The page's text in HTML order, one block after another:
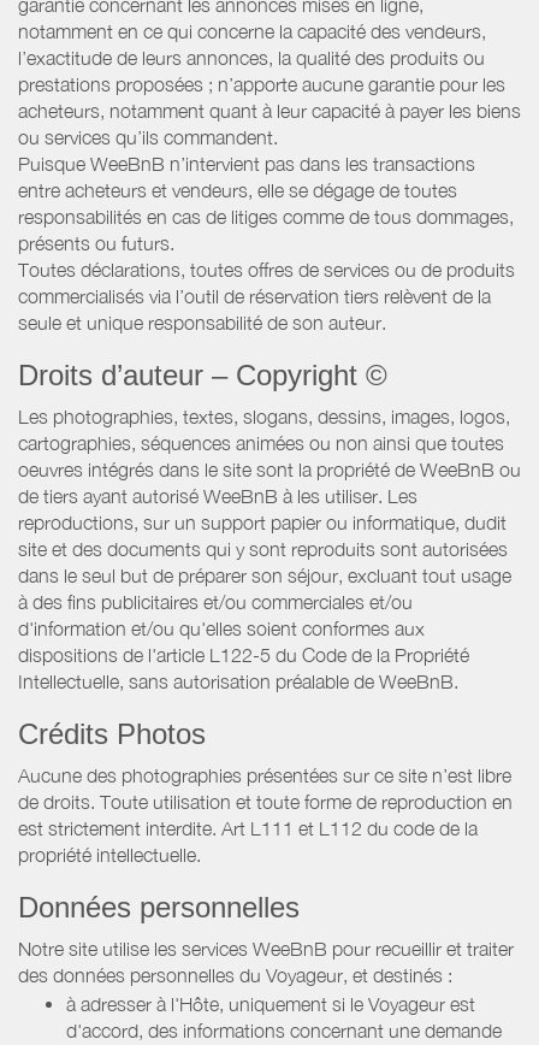
garantie concernant les annonces mises en ligne,
notamment en ce qui concerne la capacité des vendeurs,
l’exactitude de leurs annonces, la qualité des produits ou
prestations proposées ; n’apporte aucune garantie pour les
acheteurs, notamment quant à leur capacité à payer les biens
ou services qu’ils commandent.
Puisque WeeBnB n’intervient pas dans les transactions
entre acheteurs et vendeurs, elle se dégage de toutes
responsabilités en cas de litiges comme de tous dommages,
présents ou futurs.
Toutes déclarations, toutes offres de services ou de produits
commercialisés via l’outil de réservation tiers relèvent de la
seule et unique responsabilité de son auteur.
Droits d’auteur – Copyright ©
Les photographies, textes, slogans, dessins, images, logos,
cartographies, séquences animées ou non ainsi que toutes
oeuvres intégrés dans le site sont la propriété de WeeBnB ou
de tiers ayant autorisé WeeBnB à les utiliser. Les
reproductions, sur un support papier ou informatique, dudit
site et des documents qui y sont reproduits sont autorisées
dans le seul but de préparer son séjour, excluant tout usage
à des fins publicitaires et/ou commerciales et/ou
d'information et/ou qu'elles soient conformes aux
dispositions de l'article L122-5 du Code de la Propriété
Intellectuelle, sans autorisation préalable de WeeBnB.
Crédits Photos
Aucune des photographies présentées sur ce site n’est libre
de droits. Toute utilisation et toute forme de reproduction en
est strictement interdite. Art L111 et L112 du code de la
propriété intellectuelle.
Données personnelles
Notre site utilise les services WeeBnB pour recueillir et traiter
des données personnelles du Voyageur, et destinés :
à adresser à l'Hôte, uniquement si le Voyageur est
d'accord, des informations concernant une demande